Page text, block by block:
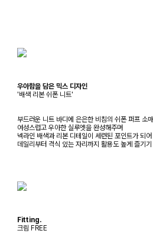
우아함을 담은 믹스 디자인
'배색 리본 쉬폰 니트'
부드러운 니트 바디에 은은한 비침의 쉬폰 퍼프 소
여성스럽고 우아한 실루엣을 완성해주며
넥라인 배색과 리본 디테일이 세련된 포인트가 되어
데일리부터 격식 있는 자리까지 활용도 높게 즐기
Fitting.
크림 FREE